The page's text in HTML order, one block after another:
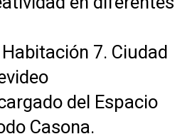
7. Ciudad
del Espacio
Casona.